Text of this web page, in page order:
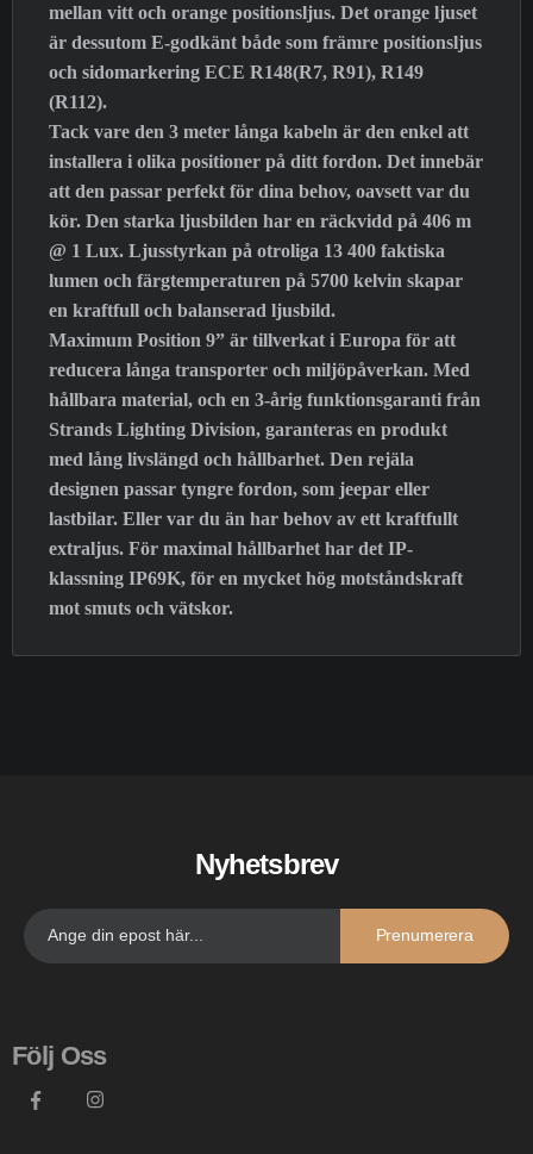
mellan vitt och orange positionsljus. Det orange ljuset
är dessutom E-godkänt både som främre positionsljus
och sidomarkering ECE R148(R7, R91), R149
(R112).
Tack vare den 3 meter långa kabeln är den enkel att
installera i olika positioner på ditt fordon. Det innebär
att den passar perfekt för dina behov, oavsett var du
kör. Den starka ljusbilden har en räckvidd på 406 m
@ 1 Lux. Ljusstyrkan på otroliga 13 400 faktiska
lumen och färgtemperaturen på 5700 kelvin skapar
en kraftfull och balanserad ljusbild.
Maximum Position 9” är tillverkat i Europa för att
reducera långa transporter och miljöpåverkan. Med
hållbara material, och en 3-årig funktionsgaranti från
Strands Lighting Division, garanteras en produkt
med lång livslängd och hållbarhet. Den rejäla
designen passar tyngre fordon, som jeepar eller
lastbilar. Eller var du än har behov av ett kraftfullt
extraljus. För maximal hållbarhet har det IP-
klassning IP69K, för en mycket hög motståndskraft
mot smuts och vätskor.
Nyhetsbrev
Prenumerera
Följ Oss